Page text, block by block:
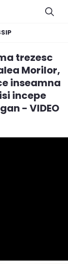
trezesc
Morilor,
inseamna
incepe
- VIDEO